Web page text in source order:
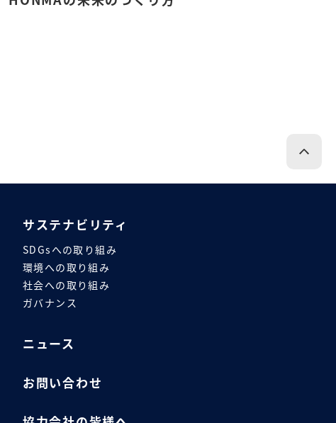
サステナビリティ
SDGsへの取り組み
環境への取り組み
社会への取り組み
ガバナンス
ニュース
お問い合わせ